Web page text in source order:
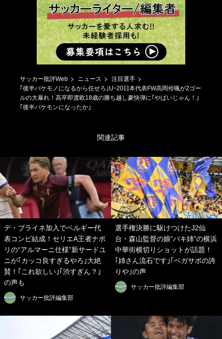
サッカー批評Web ニュース
注目選手
｢後半バケモノになるから任せろ｣Uｰ20日本代表FW高岡伶颯が2ゴー
ルの大暴れ！高卒即渡欧18歳の勝ち越し豪快弾に｢やばいじゃん！｣
｢後半バケモンになったか｣
関連記事
デ・ブライネ加入でベルギー代
表コンビ結成！セリエA王者ナポ
リの“アルマーニ仕様”新サードユ
ニが｢カッコ良すぎるやろ｣大絶
賛！｢これ欲しい｣｢渋すぎん？｣
の声も
サッカー批評編集部
選手権決勝に駆けつけたJ2仙
台・森山監督の娘“バキ姉”の横浜
中華街横切りショットが話題！
｢姉さん流石です｣｢ベガサポの誇
りや｣の声
サッカー批評編集部